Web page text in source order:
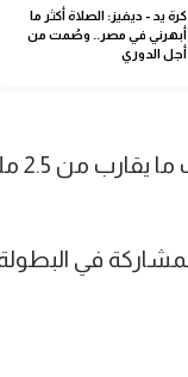
كرة يد - ديفيز: الصلاة أكثر ما
أبهرني في مصر.. وصُمت من
أجل الدوري
أجل خوض مباراتين فقط".
في